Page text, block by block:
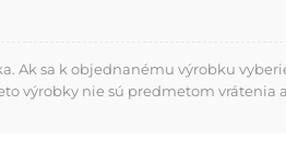
Ak sa k objednanému výrobku
výrobky nie sú predmetom vrátenia